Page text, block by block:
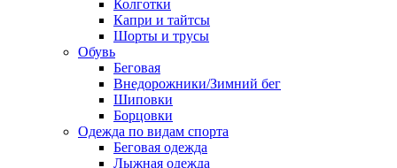
Колготки
Капри и тайтсы
Шорты и трусы
Обувь
Беговая
Внедорожники/Зимний бег
Шиповки
Борцовки
Одежда по видам спорта
Беговая одежда
Лыжная одежда